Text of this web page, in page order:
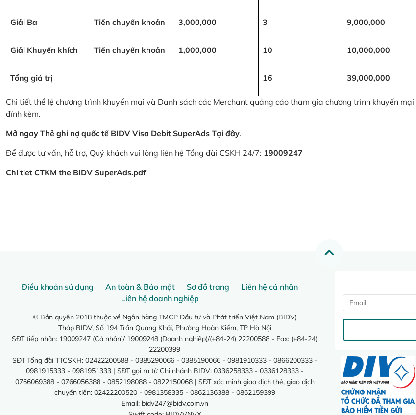
Giải Ba Tiền chuyển khoản 3,000,000 3 9,000,000
Giải Khuyến khích Tiền chuyển khoản 1,000,000 10 10,000,000
Tổng giá trị 16 39,000,000
Chi tiết thể lệ chương trình khuyến mại và Danh sách các Merchant quảng cáo tham gia chương trình khuyến mại
đính kèm.
Mở ngay Thẻ ghi nợ quốc tế BIDV Visa Debit SuperAds Tại đây.
Để được tư vấn, hỗ trợ, Quý khách vui lòng liên hệ Tổng đài CSKH 24/7: 19009247
Chi tiet CTKM the BIDV SuperAds.pdf
Điều khoản sử dụng An toàn & Bảo mật Sơ đồ trang
Liên hệ cá nhân
Liên hệ doanh nghiệp
© Bản quyền 2018 thuộc về Ngân hàng TMCP Đầu tư và Phát triển Việt Nam (BIDV)
Tháp BIDV, Số 194 Trần Quang Khải, Phường Hoàn Kiếm, TP Hà Nội
SĐT tiếp nhận: 19009247 (Cá nhân)/ 19009248 (Doanh nghiệp)/(+84-24) 22200588 - Fax: (+84-24)
22200399
SĐT Tổng đài TTCSKH: 02422200588 - 0385290066 - 0385190066 - 0981910333 - 0866200333 -
0981915333 - 0981951333 | SĐT gọi ra từ Chi nhánh BIDV: 0336258333 - 0336128333 -
0766069388 - 0766056388 - 0852198088 - 0822150068 | SĐT xác minh giao dịch thẻ, giao dịch
chuyển tiền: 02422200520 - 0981358335 - 0862136388 - 0862159399
Email: bidv247@bidv.com.vn